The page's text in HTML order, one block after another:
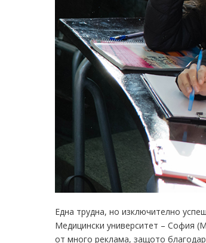
Една трудна, но изключително
Медицински университет – София
от много реклама, защото